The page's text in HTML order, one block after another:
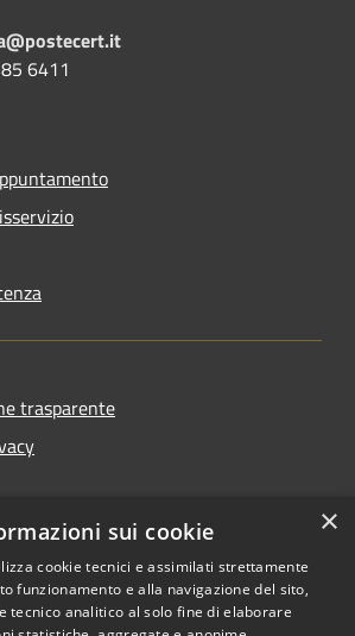
6411
trasparente
accessibilità
×
sui cookie
cookie tecnici e assimilati strettamente
funzionamento e alla navigazione del sito,
tecnico analitico al solo fine di elaborare